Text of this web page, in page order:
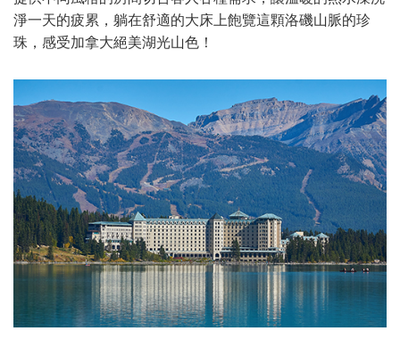
淨一天的疲累，躺在舒適的大床上飽覽這顆洛磯山脈的珍
珠，感受加拿大絕美湖光山色！